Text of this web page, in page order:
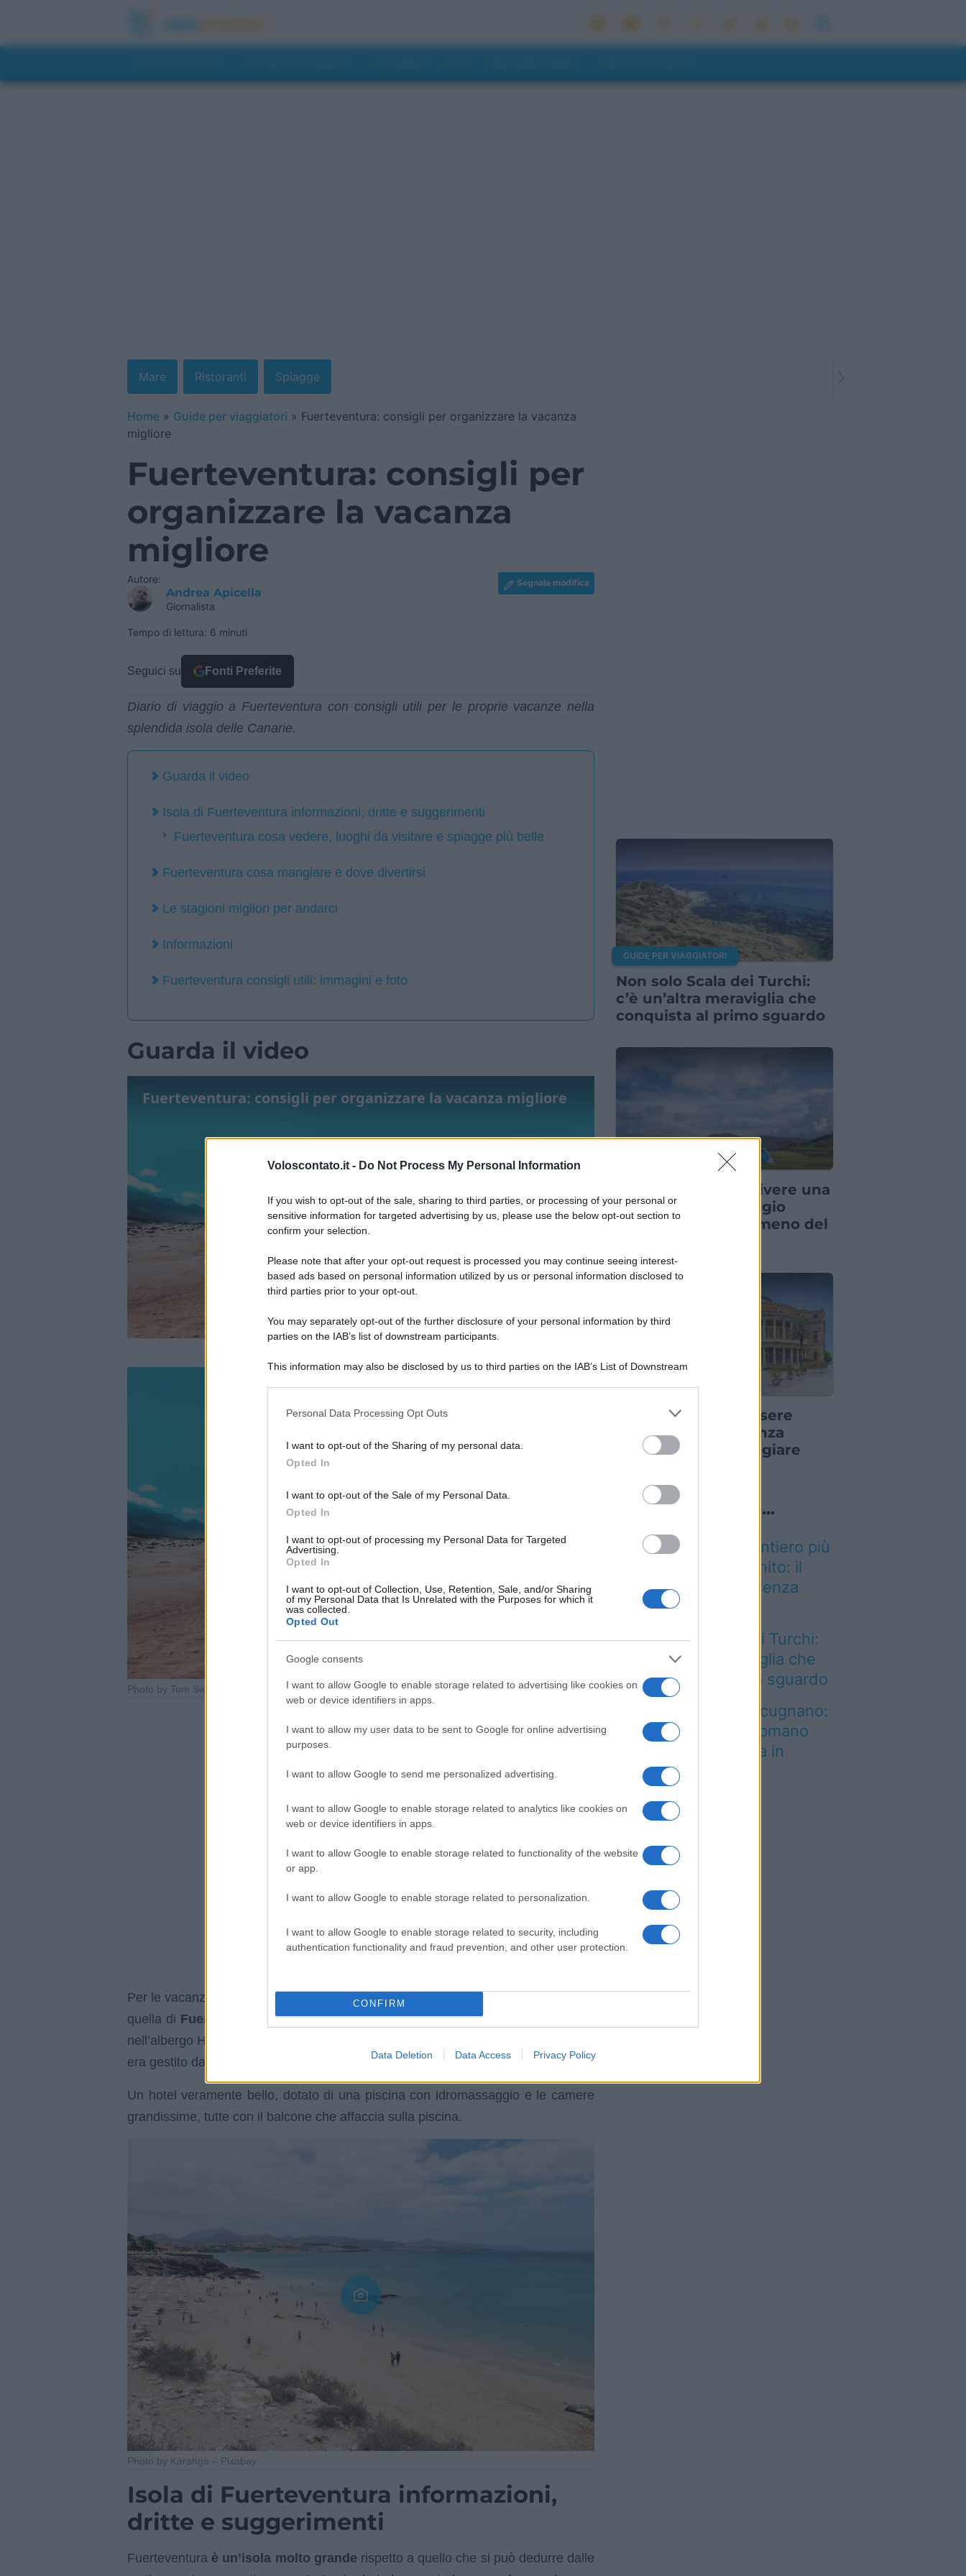
Voloscontato.it - Do Not Process My Personal Information
If you wish to opt-out of the sale, sharing to third parties, or processing of your personal or
sensitive information for targeted advertising by us, please use the below opt-out section to
confirm your selection.
Please note that after your opt-out request is processed you may continue seeing interest-
based ads based on personal information utilized by us or personal information disclosed to
third parties prior to your opt-out.
You may separately opt-out of the further disclosure of your personal information by third
parties on the IAB’s list of downstream participants.
This information may also be disclosed by us to third parties on the IAB’s List of Downstream
information including but not limited to your visit or usage behaviour. You may click to grant or
deny consent to Google and its third-party tags to use your data for below specified purposes
in below Google consent section.
Personal Data Processing Opt Outs
I want to opt-out of the Sharing of my personal data.
Opted In
I want to opt-out of the Sale of my Personal Data.
Opted In
I want to opt-out of processing my Personal Data for Targeted
Advertising.
Opted In
I want to opt-out of Collection, Use, Retention, Sale, and/or Sharing
of my Personal Data that Is Unrelated with the Purposes for which it
was collected.
Opted Out
Google consents
I want to allow Google to enable storage related to advertising like cookies on
web or device identifiers in apps.
I want to allow my user data to be sent to Google for online advertising
purposes.
I want to allow Google to send me personalized advertising.
I want to allow Google to enable storage related to analytics like cookies on
web or device identifiers in apps.
I want to allow Google to enable storage related to functionality of the website
or app.
I want to allow Google to enable storage related to personalization.
I want to allow Google to enable storage related to security, including
authentication functionality and fraud prevention, and other user protection.
CONFIRM
Data Deletion Data Access Privacy Policy
Mare Ristoranti Spiagge
Home » Guide per viaggiatori » Fuerteventura: consigli per organizzare la vacanza
migliore
Fuerteventura: consigli per
organizzare la vacanza
migliore
Autore:
Andrea Apicella
Giornalista
Segnala modifica
Tempo di lettura: 6 minuti
Seguici su Fonti Preferite
Diario di viaggio a Fuerteventura con consigli utili per le proprie vacanze nella
splendida isola delle Canarie.
Guarda il video
Isola di Fuerteventura informazioni, dritte e suggerimenti
Fuerteventura cosa vedere, luoghi da visitare e spiagge più belle
Fuerteventura cosa mangiare e dove divertirsi
Le stagioni migliori per andarci
Informazioni
Fuerteventura consigli utili: immagini e foto
Guarda il video
Fuerteventura: consigli per organizzare la vacanza migliore
Photo by Tom Swinnen – Pexels
Per le vacanze estive di quest’anno abbiamo deciso di visitare un’isola fantastica,
quella di Fuerteventura
. E’ possibile prenotare un volo da Fiumicino e allorgiare
nell’albergo Hotel Elba Sara, che si trova a Caleta de Fuste, che qualche anno fa
era gestito dall’Alpitour.
Un hotel veramente bello, dotato di una piscina con idromassaggio e le camere
grandissime, tutte con il balcone che affaccia sulla piscina.
Photo by Karahgo – Pixabay
Isola di Fuerteventura informazioni,
dritte e suggerimenti
Fuerteventura è un’isola molto grande rispetto a quello che si può dedurre dalle
GUIDE PER VIAGGIATORI
Non solo Scala dei Turchi:
c’è un’altra meraviglia che
conquista al primo sguardo
GUIDE PER VIAGGIATORI
I Paesi dove puoi vivere una
vacanza in campeggio
spendendo molto meno del
GUIDE PER VIAGGIATORI
Non puoi dire di essere
stato a Palermo senza
provarla: dove mangiare
Lo sapevi che...
È stato eletto il sentiero più
bello del Regno Unito: il
paesaggio lascia senza
fiato
Non solo Scala dei Turchi:
c’è un’altra meraviglia che
conquista al primo sguardo
Non è quello di Arcugnano:
il vero anfiteatro romano
del Veneto si trova in
questa città